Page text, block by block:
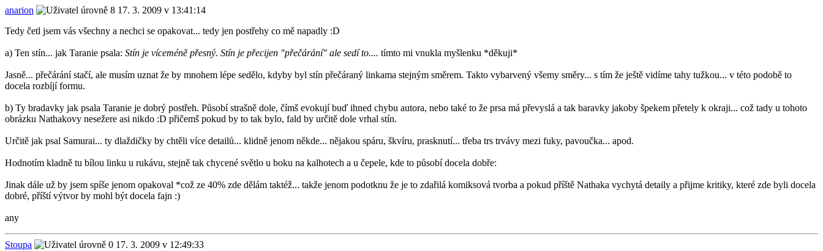
anarion
17. 3. 2009 v 13:41:14
Tedy četl jsem vás všechny a nechci se opakovat... tedy jen postřehy co mě napadly :D
a) Ten stín... jak Taranie psala: Stín je víceméně přesný. Stín je přecijen "přečárání" ale sedí to.... tímto mi vnukla myšlenku *děkuji*
Jasně... přečárání stačí, ale musím uznat že by mnohem lépe sedělo, kdyby byl stín přečáraný linkama stejným směrem. Takto vybarvený všemy směry... s tím že ještě vidíme tahy tužkou... v této podobě to
docela rozbíjí formu.
b) Ty bradavky jak psala Taranie je dobrý postřeh. Působí strašně dole, čímš evokují buď ihned chybu autora, nebo také to že prsa má převyslá a tak baravky jakoby špekem přetely k okraji... což tady u tohoto
obrázku Nathakovy nesežere asi nikdo :D přičemš pokud by to tak bylo, fald by určitě dole vrhal stín.
Určitě jak psal Samurai... ty dlaždičky by chtěli více detailů... klidně jenom někde... nějakou spáru, škvíru, prasknutí... třeba trs trvávy mezi fuky, pavoučka... apod.
Hodnotím kladně tu bílou linku u rukávu, stejně tak chycené světlo u boku na kalhotech a u čepele, kde to působí docela dobře:
Jinak dále už by jsem spíše jenom opakoval *což ze 40% zde dělám taktéž... takže jenom podotknu že je to zdařilá komiksová tvorba a pokud příště Nathaka vychytá detaily a přijme kritiky, které zde byli docela
dobré, příští výtvor by mohl být docela fajn :)
any
Stoupa
17. 3. 2009 v 12:49:33